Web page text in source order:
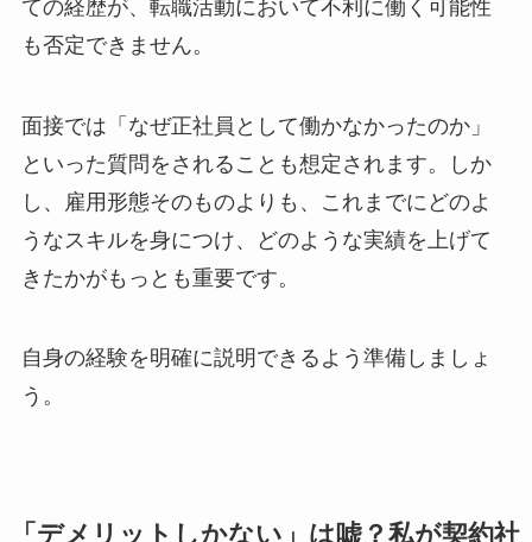
ての経歴が、転職活動において不利に働く可能性
も否定できません。
面接では「なぜ正社員として働かなかったのか」
といった質問をされることも想定されます。しか
し、雇用形態そのものよりも、これまでにどのよ
うなスキルを身につけ、どのような実績を上げて
きたかがもっとも重要です。
自身の経験を明確に説明できるよう準備しましょ
う。
「デメリットしかない」は嘘？私が契約社